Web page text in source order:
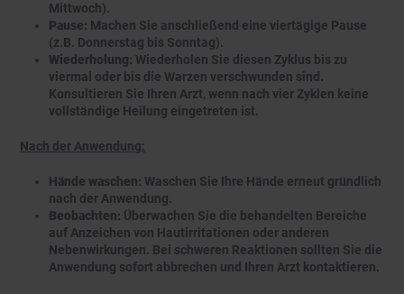
Mittwoch).
Pause: Machen Sie anschließend eine viertägige Pause
(z.B. Donnerstag bis Sonntag).
Wiederholung: Wiederholen Sie diesen Zyklus bis zu
viermal oder bis die Warzen verschwunden sind.
Konsultieren Sie Ihren Arzt, wenn nach vier Zyklen keine
vollständige Heilung eingetreten ist.
Nach der Anwendung:
Hände waschen: Waschen Sie Ihre Hände erneut gründlich
nach der Anwendung.
Beobachten: Überwachen Sie die behandelten Bereiche
auf Anzeichen von Hautirritationen oder anderen
Nebenwirkungen. Bei schweren Reaktionen sollten Sie die
Anwendung sofort abbrechen und Ihren Arzt kontaktieren.